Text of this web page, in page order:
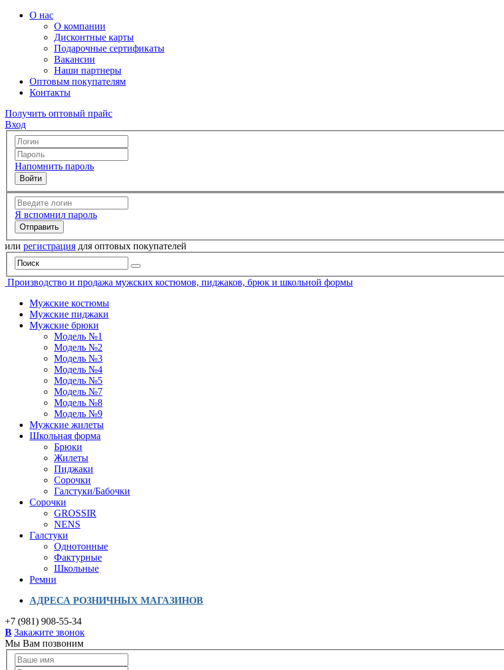
О нас
О компании
Дисконтные карты
Подарочные сертификаты
Вакансии
Наши партнеры
Оптовым покупателям
Контакты
Получить оптовый прайс
Вход
Напомнить пароль
Я вспомнил пароль
или регистрация для оптовых покупателей
Производство и продажа мужских костюмов, пиджаков, брюк и школьной формы
Мужские костюмы
Мужские пиджаки
Мужские брюки
Модель №1
Модель №2
Модель №3
Модель №4
Модель №5
Модель №7
Модель №8
Модель №9
Мужские жилеты
Школьная форма
Брюки
Жилеты
Пиджаки
Сорочки
Галстуки/Бабочки
Сорочки
GROSSIR
NENS
Галстуки
Однотонные
Фактурные
Школьные
Ремни
АДРЕСА РОЗНИЧНЫХ МАГАЗИНОВ
+7 (981) 908-55-34
B Закажите звонок
Мы Вам позвоним